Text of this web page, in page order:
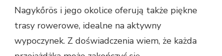
Nagykőrös i jego okolice oferują także piękne
trasy rowerowe, idealne na aktywny
wypoczynek. Z doświadczenia wiem, że każda